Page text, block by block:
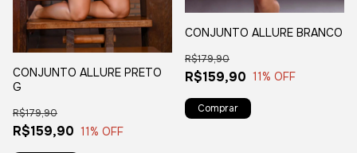
CONJUNTO ALLURE PRETO
G
R$159,90
R$179,90
11% OFF
CONJUNTO ALLURE BRANCO
R$159,90
R$179,90
11% OFF
Comprar